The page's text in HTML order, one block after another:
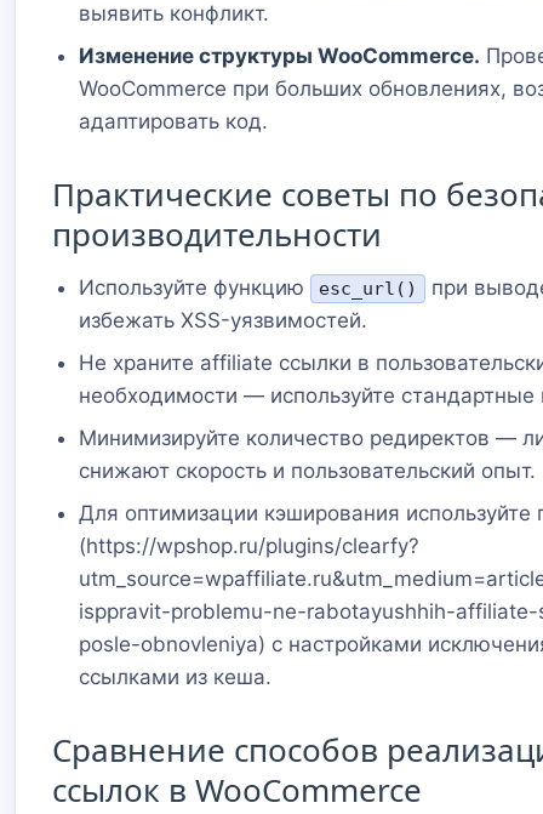
выявить конфликт.
Изменение структуры WooCommerce.
WooCommerce при больших обновлениях,
адаптировать код.
Практические советы по
производительности
Используйте функцию esc_url()
при
избежать XSS-уязвимостей.
Не храните affiliate ссылки в
необходимости — используйте
Минимизируйте количество редиректов —
снижают скорость и пользовательский опыт.
Для оптимизации кэширования используйте
(https://wpshop.ru/plugins/clearfy?
isppravit-problemu-ne-rabotayushhih-
posle-obnovleniya) с настройками
ссылками из кеша.
Сравнение способов
ссылок в WooCommerce